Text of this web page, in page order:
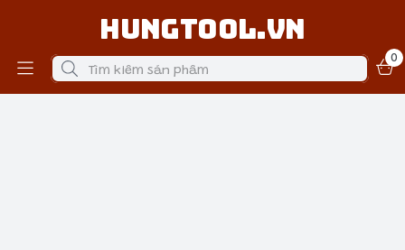
Hungtool.vn
0